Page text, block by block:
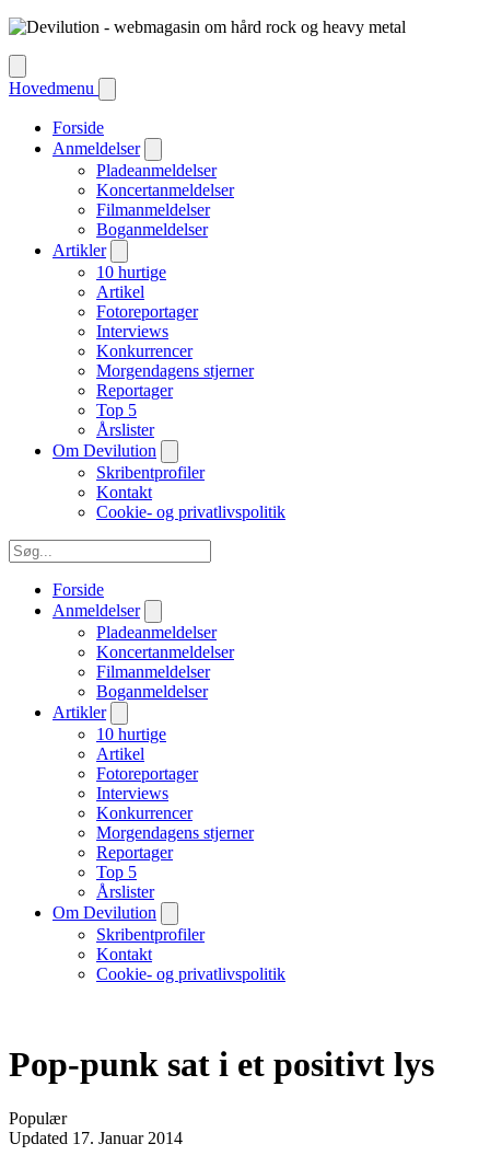
Hovedmenu
Forside
Anmeldelser
Pladeanmeldelser
Koncertanmeldelser
Filmanmeldelser
Boganmeldelser
Artikler
10 hurtige
Artikel
Fotoreportager
Interviews
Konkurrencer
Morgendagens stjerner
Reportager
Top 5
Årslister
Om Devilution
Skribentprofiler
Kontakt
Cookie- og privatlivspolitik
Forside
Anmeldelser
Pladeanmeldelser
Koncertanmeldelser
Filmanmeldelser
Boganmeldelser
Artikler
10 hurtige
Artikel
Fotoreportager
Interviews
Konkurrencer
Morgendagens stjerner
Reportager
Top 5
Årslister
Om Devilution
Skribentprofiler
Kontakt
Cookie- og privatlivspolitik
Pop-punk sat i et positivt lys
Populær
Updated 17. Januar 2014